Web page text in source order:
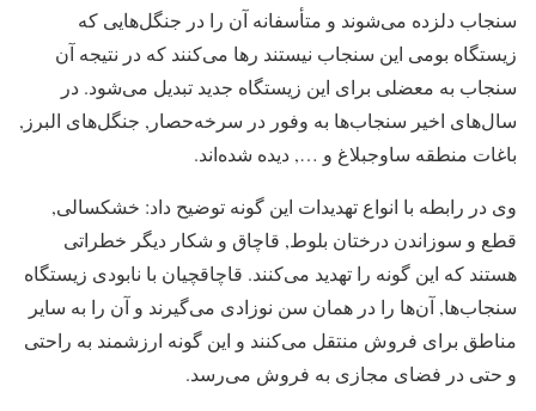
سنجاب دلزده می‌شوند و متأسفانه آن را در جنگل‌هایی که
زیستگاه بومی این سنجاب نیستند رها می‌کنند که در نتیجه آن
سنجاب به معضلی برای این زیستگاه جدید تبدیل می‌‌شود. در
سال‌های اخیر سنجاب‌ها به وفور در سرخه‌حصار, جنگل‌های البرز,
باغات منطقه ساوجبلاغ و …, دیده شده‌اند.
وی در رابطه با انواع تهدیدات این گونه توضیح داد: خشکسالی,
قطع و سوزاندن درختان بلوط, قاچاق و شکار دیگر خطراتی
هستند که این گونه را تهدید می‌کنند. قاچاقچیان با نابودی زیستگاه
سنجاب‌ها, آن‌ها را در همان سن نوزادی می‌گیرند و آن را به سایر
مناطق برای فروش منتقل می‌کنند و این گونه ارزشمند به راحتی
و حتی در فضای مجازی به فروش می‌رسد.